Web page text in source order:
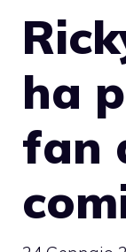
ha
fan